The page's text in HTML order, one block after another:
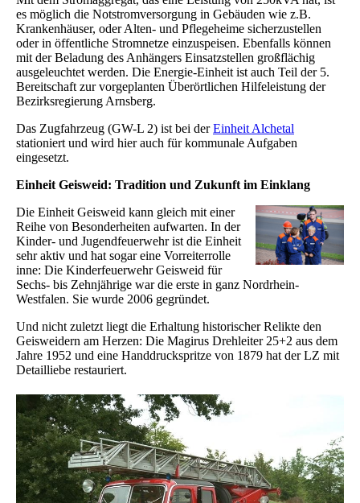
es möglich die Notstromversorgung in Gebäuden wie z.B.
Krankenhäuser, oder Alten- und Pflegeheime sicherzustellen
oder in öffentliche Stromnetze einzuspeisen. Ebenfalls können
mit der Beladung des Anhängers Einsatzstellen großflächig
ausgeleuchtet werden. Die Energie-Einheit ist auch Teil der 5.
Bereitschaft zur vorgeplanten Überörtlichen Hilfeleistung der
Bezirksregierung Arnsberg.
Das Zugfahrzeug (GW-L 2) ist bei derEinheit Alchetal
stationiert und wird hier auch für kommunale Aufgaben
eingesetzt.
Einheit Geisweid: Tradition und Zukunft im Einklang
Die Einheit Geisweid kann gleich mit einer
Reihe von Besonderheiten aufwarten. In der
Kinder- und Jugendfeuerwehr ist die Einheit
sehr aktiv und hat sogar eine Vorreiterrolle
inne: Die Kinderfeuerwehr Geisweid für
Sechs- bis Zehnjährige war die erste in ganz Nordrhein-
Westfalen. Sie wurde 2006 gegründet.
Und nicht zuletzt liegt die Erhaltung historischer Relikte den
Geisweidern am Herzen: Die Magirus Drehleiter 25+2 aus dem
Jahre 1952 und eine Handdruckspritze von 1879 hat der LZ mit
Detailliebe restauriert.